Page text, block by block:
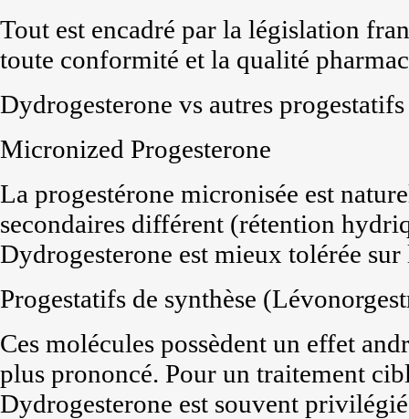
Tout est encadré par la législation
toute conformité et la qualité
Dydrogesterone vs autres progestatifs
Micronized Progesterone
La progestérone micronisée est
secondaires différent (rétention
Dydrogesterone est mieux tolérée
Progestatifs de synthèse
Ces molécules possèdent un effet
plus prononcé. Pour un traitement
Dydrogesterone est souvent